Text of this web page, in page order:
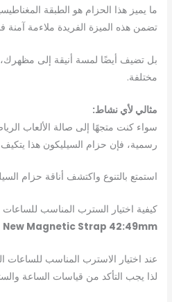
ما يميز هذا الحزام هو الطبقة
تضمن هذه الميزة الفريدة ملاءمة
بل تضيف أيضًا لمسة أنيقة إلى مظهرك،
مختلفة.
مثالي لأي نشاط:
سواء كنت متجهًا إلى صالة الألعاب
رسمية، فإن حزام السيليكون هذا
استمتع بالتنوع واكتشف أناقة حزام
كيفية اختيار السترب المناسب للساعات
New Magnetic Strap 42:49mm
عند اختيار الاسترب المناسب للساعات
لذا يجب التأكد من قياسات الساعة